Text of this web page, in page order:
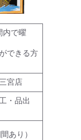
内で曜
できる方
宮店
・品出
あり）